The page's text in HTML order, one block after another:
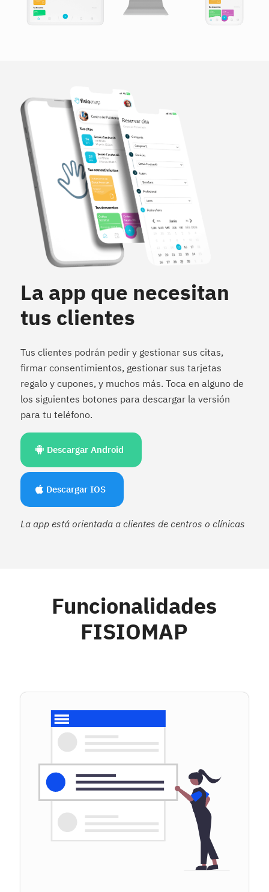
La app que necesitan
tus clientes
Tus clientes podrán pedir y gestionar sus citas,
firmar consentimientos, gestionar sus tarjetas
regalo y cupones, y muchos más. Toca en alguno de
los siguientes botones para descargar la versión
para tu teléfono.
Descargar Android
Descargar IOS
La app está orientada a clientes de centros o clínicas
Funcionalidades
FISIOMAP